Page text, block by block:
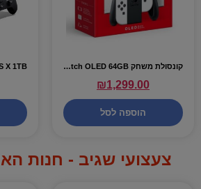
קונסולת משחק Nintendo Switch OLED 64GB צבע שחור לבן
₪1,299.00
הוספה לסל
צעצועי שגיב - חנות